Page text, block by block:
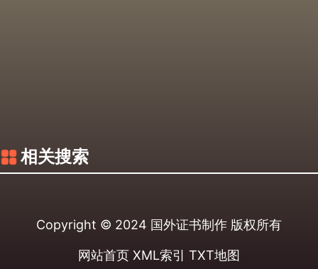
相关搜索
Copyright © 2024 国外证书制作 版权所有
网站首页 XML索引 TXT地图